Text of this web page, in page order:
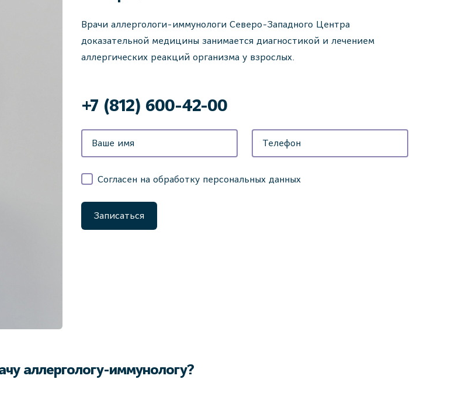
Врачи аллергологи-иммунологи Северо-Западного Центра
доказательной медицины занимается диагностикой и лечением
аллергических реакций организма у взрослых.
‌+7 (812) 600-42-00
Согласен на обработку персональных данных
Записаться
аллергологу-иммунологу?